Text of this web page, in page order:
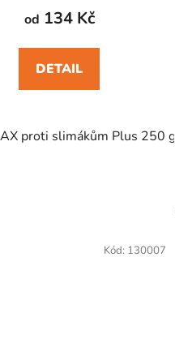
od 134 Kč
DETAIL
proti slimákům Plus 250 g
Kód: 130007